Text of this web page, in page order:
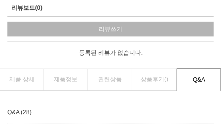
리뷰보드(0)
리뷰쓰기
등록된 리뷰가 없습니다.
제품 상세 제품정보 관련상품 상품후기() Q&A
Q&A (28)